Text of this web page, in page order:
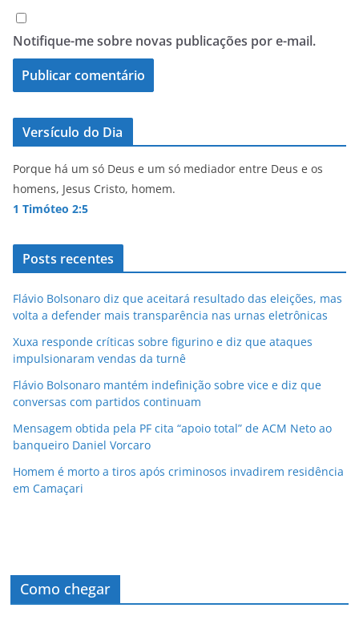
Notifique-me sobre novas publicações por e-mail.
Versículo do Dia
Porque há um só Deus e um só mediador entre Deus e os
homens, Jesus Cristo, homem.
1 Timóteo 2:5
Posts recentes
Flávio Bolsonaro diz que aceitará resultado das eleições, mas
volta a defender mais transparência nas urnas eletrônicas
Xuxa responde críticas sobre figurino e diz que ataques
impulsionaram vendas da turnê
Flávio Bolsonaro mantém indefinição sobre vice e diz que
conversas com partidos continuam
Mensagem obtida pela PF cita “apoio total” de ACM Neto ao
banqueiro Daniel Vorcaro
Homem é morto a tiros após criminosos invadirem residência
em Camaçari
Como chegar